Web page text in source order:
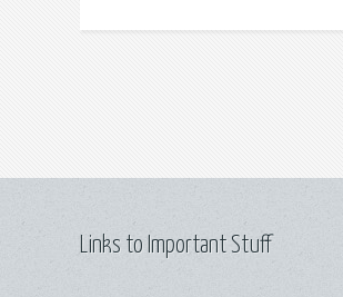
Links to Important Stuff